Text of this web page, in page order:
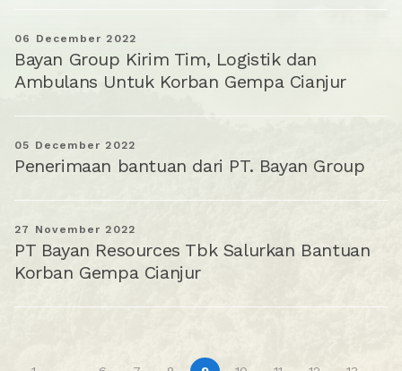
06 December 2022
Bayan Group Kirim Tim, Logistik dan
Ambulans Untuk Korban Gempa Cianjur
05 December 2022
Penerimaan bantuan dari PT. Bayan Group
27 November 2022
PT Bayan Resources Tbk Salurkan Bantuan
Korban Gempa Cianjur